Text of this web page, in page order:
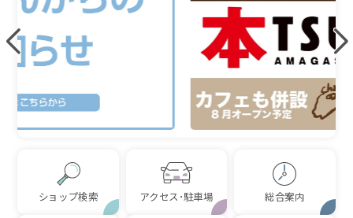
ショップ検索 アクセス･駐車場 総合案内